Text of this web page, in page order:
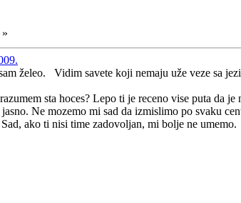
želeo. Vidim savete koji nemaju uže veze sa
sta hoces? Lepo ti je receno vise puta da
Ne mozemo mi sad da izmislimo po svaku
ako ti nisi time zadovoljan, mi bolje ne umemo.